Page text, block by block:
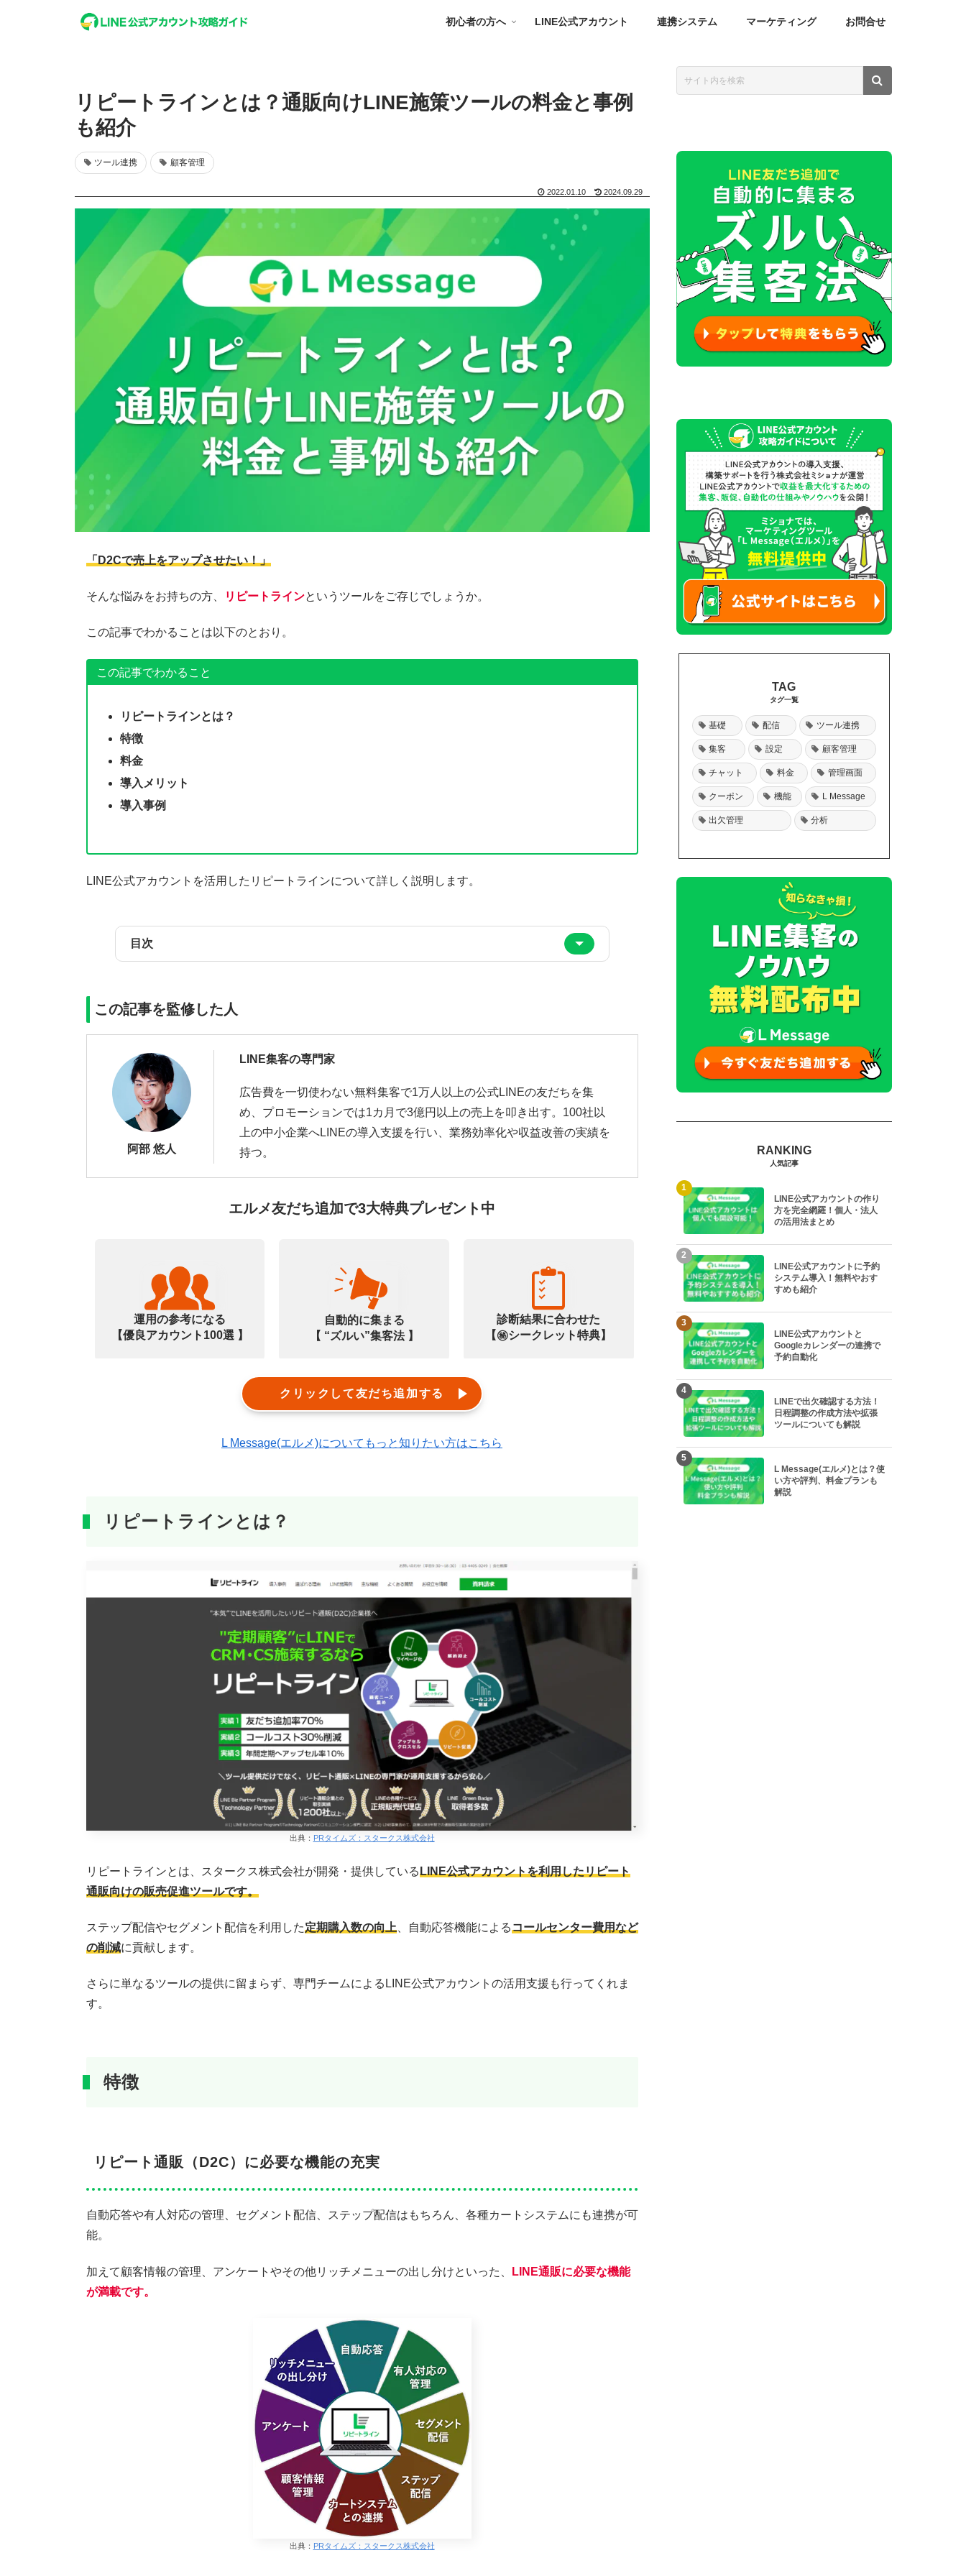
初心者の方へ LINE公式アカウント 連携システム マーケティング お問合せ
リピートラインとは？通販向けLINE施策ツールの料金と事例
も紹介
ツール連携 顧客管理
2022.01.10 2024.09.29
「D2Cで売上をアップさせたい！」
そんな悩みをお持ちの方、 リピートラインというツールをご存じでしょうか。
この記事でわかることは以下のとおり。
この記事でわかること
リピートラインとは？
特徴
料金
導入メリット
導入事例
LINE公式アカウントを活用したリピートラインについて詳しく説明します。
目次
この記事を監修した人
阿部 悠人
LINE集客の専門家
広告費を一切使わない無料集客で1万人以上の公式LINEの友だちを集
め、プロモーションでは1カ月で3億円以上の売上を叩き出す。100社以
上の中小企業へLINEの導入支援を行い、業務効率化や収益改善の実績を
持つ。
エルメ友だち追加で3大特典プレゼント中
運用の参考になる
【優良アカウント100選 】
自動的に集まる
【 “ズルい”集客法 】
診断結果に合わせた
【㊙️シークレット特典】
クリックして友だち追加する
L Message(エルメ)についてもっと知りたい方はこちら
リピートラインとは？
出典： PRタイムズ：スタークス株式会社
リピートラインとは、スタークス株式会社が開発・提供しているLINE公式アカウントを利用したリピート
通販向けの販売促進ツールです。
ステップ配信やセグメント配信を利用した定期購入数の向上、自動応答機能によるコールセンター費用など
の削減に貢献します。
さらに単なるツールの提供に留まらず、専門チームによるLINE公式アカウントの活用支援も行ってくれま
す。
特徴
リピート通販（D2C）に必要な機能の充実
自動応答や有人対応の管理、セグメント配信、ステップ配信はもちろん、各種カートシステムにも連携が可
能。
加えて顧客情報の管理、アンケートやその他リッチメニューの出し分けといった、
LINE通販に必要な機能
が満載です。
出典： PRタイムズ：スタークス株式会社
タグ一覧
基礎 配信 ツール連携
集客 設定 顧客管理
チャット 料金 管理画面
クーポン 機能 L Message
出欠管理 分析
人気記事
1
LINE公式アカウントの作り
方を完全網羅！個人・法人
の活用法まとめ
2
LINE公式アカウントに予約
システム導入！無料やおす
すめも紹介
3
LINE公式アカウントと
Googleカレンダーの連携で
予約自動化
4
LINEで出欠確認する方法！
日程調整の作成方法や拡張
ツールについても解説
5
L Message(エルメ)とは？使
い方や評判、料金プランも
解説